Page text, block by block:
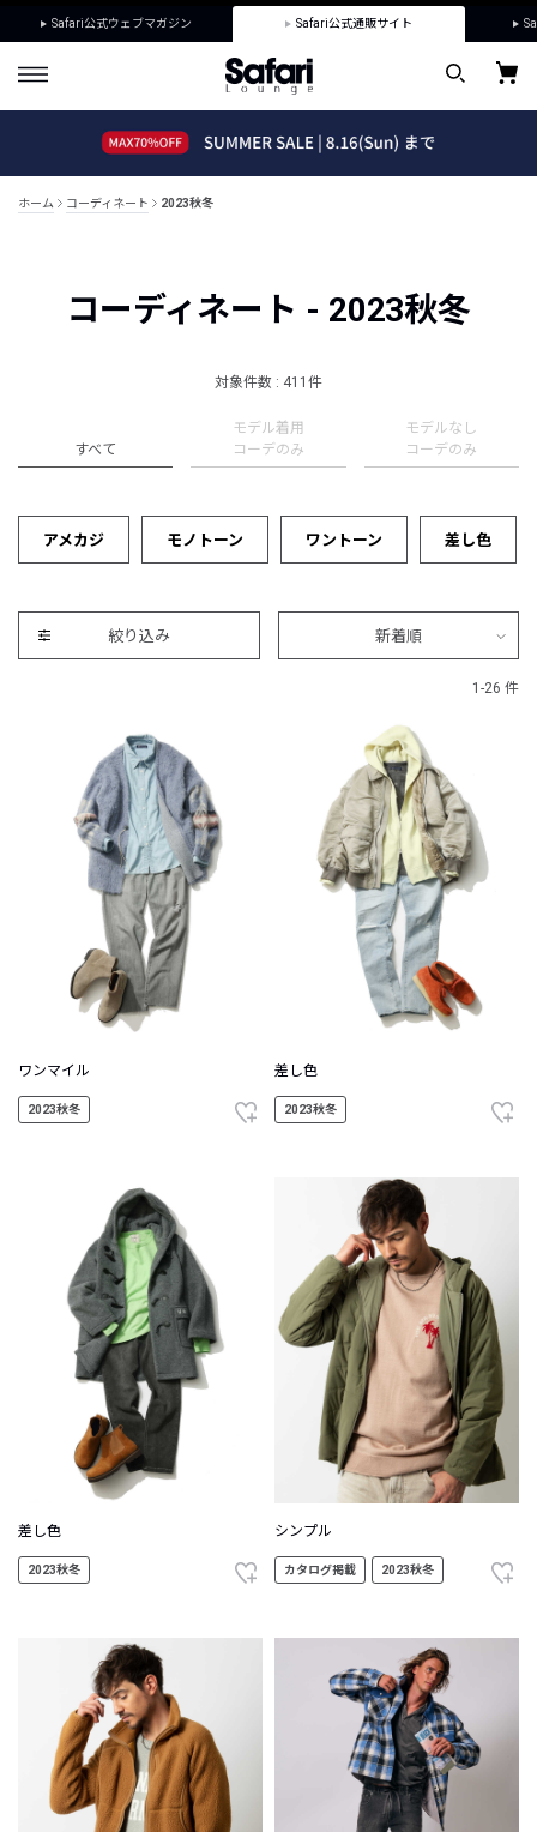
Safari公式ウェブマガジン Safari公式通販サイト
ホーム コーディネート 2023秋冬
コーディネート - 2023秋冬
対象件数 : 411件
すべて
モデル着用
コーデのみ
モデルなし
コーデのみ
アメカジ モノトーン ワントーン 差し色
絞り込み 新着順
1-26 件
ワンマイル
2023秋冬
差し色
2023秋冬
差し色
2023秋冬
シンプル
カタログ掲載 2023秋冬